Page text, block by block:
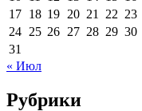
17 18 19 20 21 22 23
24 25 26 27 28 29 30
31
« Июл
Рубрики